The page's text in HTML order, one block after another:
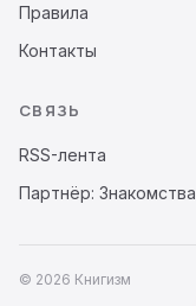
Правила
Контакты
СВЯЗЬ
RSS-лента
Партнёр: Знакомства
© 2026 Книгизм